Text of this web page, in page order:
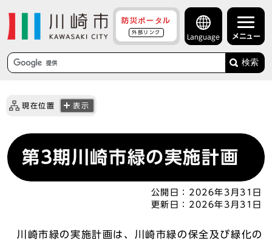
防災ポータル
外部リンク
Language メニュー
検索
現在位置 表示
第3期川崎市緑の実施計画
公開日： 2026年3月31日
更新日： 2026年3月31日
川崎市緑の実施計画は、川崎市緑の保全及び緑化の